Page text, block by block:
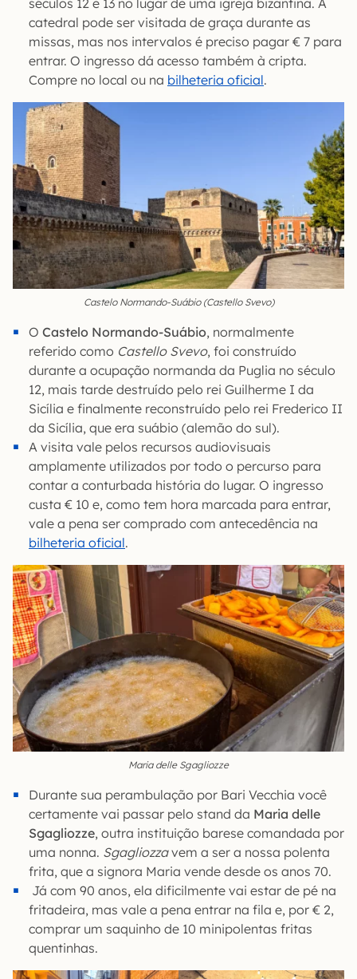
séculos 12 e 13 no lugar de uma igreja bizantina. A
catedral pode ser visitada de graça durante as
missas, mas nos intervalos é preciso pagar € 7 para
entrar. O ingresso dá acesso também à cripta.
Compre no local ou na bilheteria oficial.
Castelo Normando-Suábio (Castello Svevo)
O Castelo Normando-Suábio, normalmente
referido como Castello Svevo, foi construído
durante a ocupação normanda da Puglia no século
12, mais tarde destruído pelo rei Guilherme I da
Sicília e finalmente reconstruído pelo rei Frederico II
da Sicília, que era suábio (alemão do sul).
A visita vale pelos recursos audiovisuais
amplamente utilizados por todo o percurso para
contar a conturbada história do lugar. O ingresso
custa € 10 e, como tem hora marcada para entrar,
vale a pena ser comprado com antecedência na
bilheteria oficial.
Maria delle Sgagliozze
Durante sua perambulação por Bari Vecchia você
certamente vai passar pelo stand da Maria delle
Sgagliozze, outra instituição barese comandada por
uma nonna. Sgagliozzavem a ser a nossa polenta
frita, que a signora Maria vende desde os anos 70.
Já com 90 anos, ela dificilmente vai estar de pé na
fritadeira, mas vale a pena entrar na fila e, por € 2,
comprar um saquinho de 10 minipolentas fritas
quentinhas.